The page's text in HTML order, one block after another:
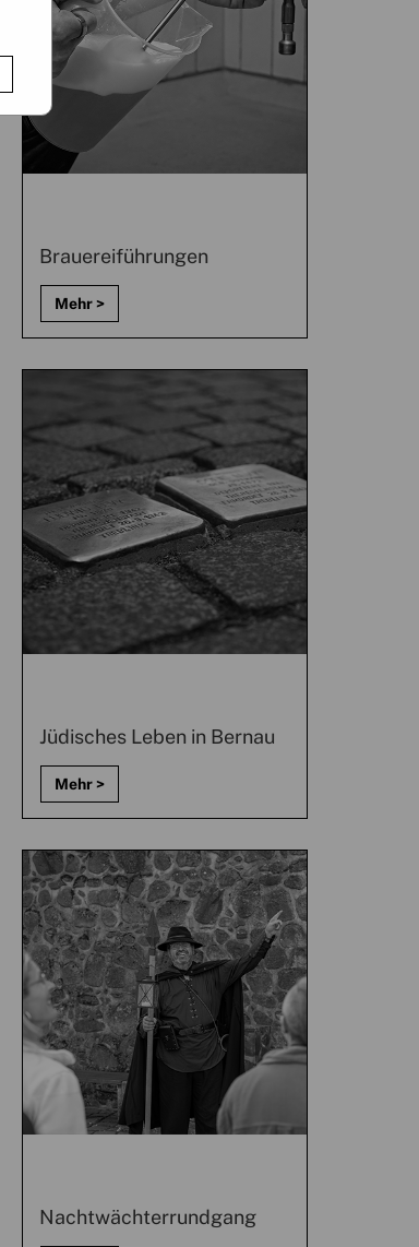
Brauereiführungen
Jüdisches Leben in Bernau
Nachtwächterrundgang